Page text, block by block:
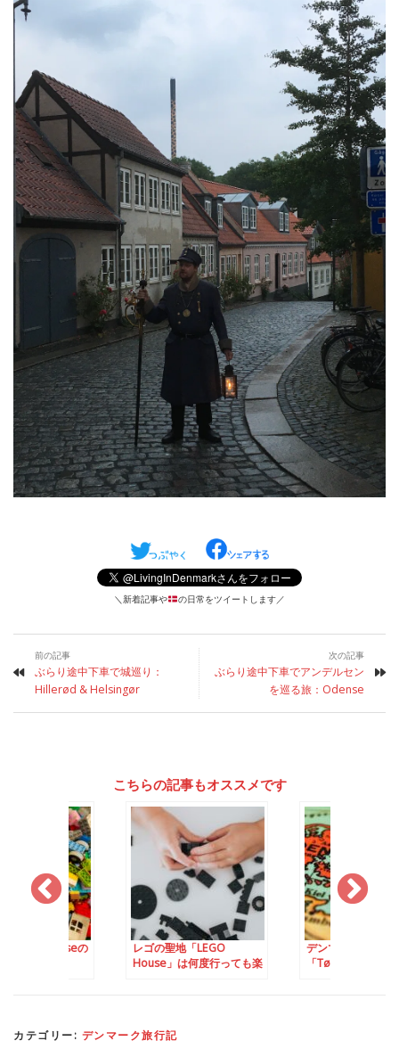
＼新着記事や の日常をツイートします／
前の記事
ぶらり途中下車で城巡り：
Hillerød & Helsingør
次の記事
ぶらり途中下車でアンデルセン
を巡る旅：Odense
こちらの記事もオススメです
LEGO Houseの
レゴの聖地「LEGO
House」は何度行っても楽
デンマーク西部の
「Tødner」でKIN-
カテゴリー: デンマーク旅行記